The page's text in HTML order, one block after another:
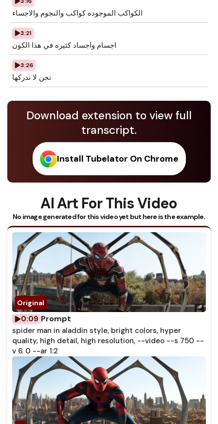
الكواكب الموجوده كواكب والنجوم والاجساء
3:21
اجسام واجساد كثيره في هذا الكون
3:26
نحن لا ندركها
Download extension to view full
transcript.
Install Tubelator On Chrome
AI Art For This Video
No image generated for this video yet but here is the example.
0:09 Prompt
spider man in aladdin style, bright colors, hyper
quality, high detail, high resolution, --video --s 750 --
v 6. 0 --ar 1:2